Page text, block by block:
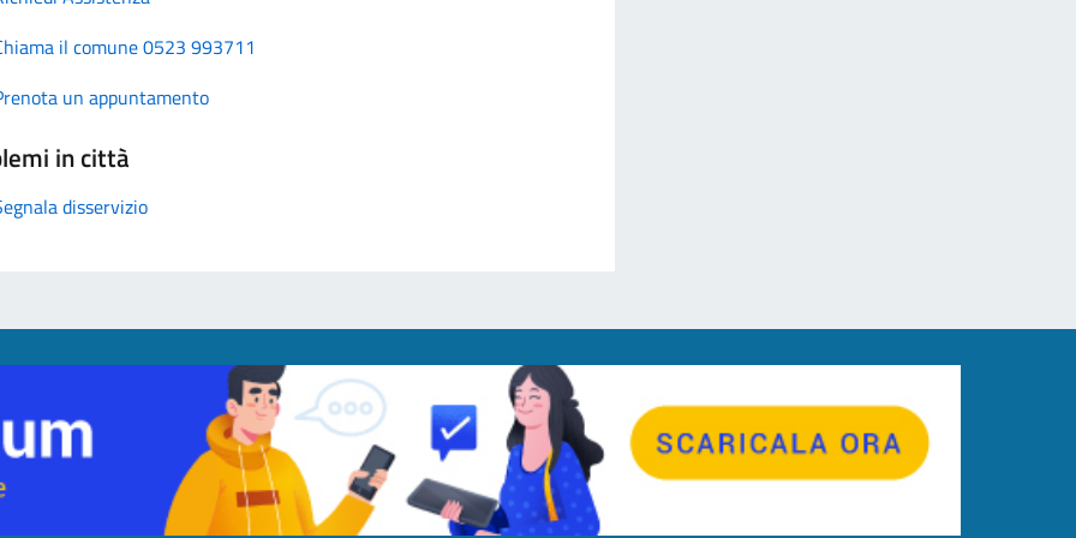
il comune 0523 993711
un appuntamento
in città
disservizio